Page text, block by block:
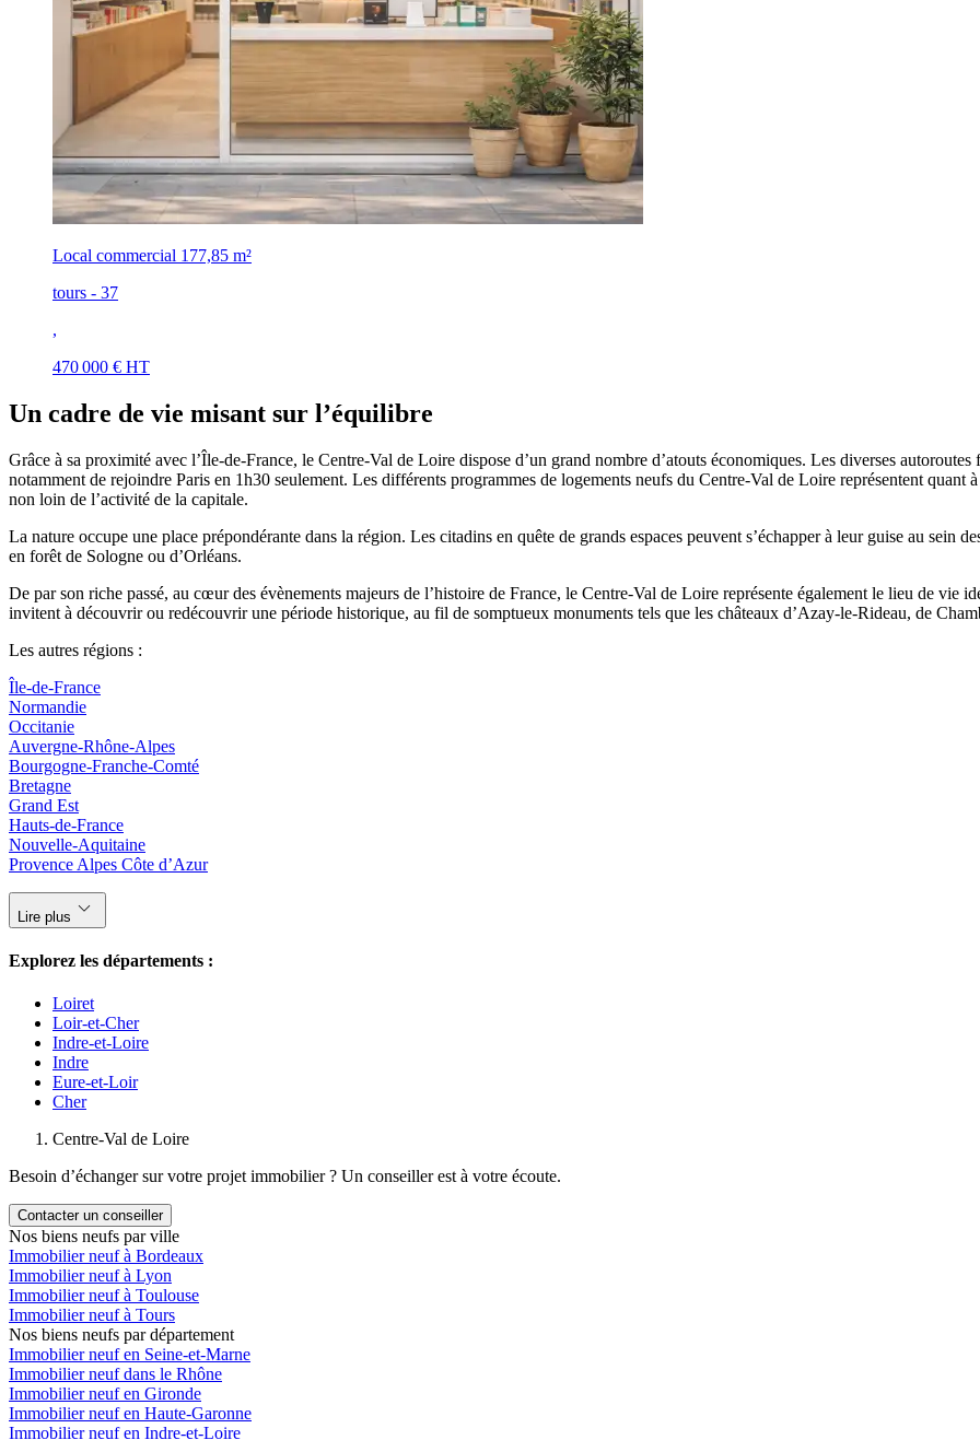
Local commercial 177,85 m²
tours - 37
,
470 000 € HT
Un cadre de vie misant sur l’équilibre
Grâce à sa proximité avec l’Île-de-France, le Centre-Val de Loire dispose d’un grand nombre d’atouts économiques. Les diverses
notamment de rejoindre Paris en 1h30 seulement. Les différents programmes de logements neufs du Centre-Val de Loire représentent
non loin de l’activité de la capitale.
La nature occupe une place prépondérante dans la région. Les citadins en quête de grands espaces peuvent s’échapper à leur guise au sein
en forêt de Sologne ou d’Orléans.
De par son riche passé, au cœur des évènements majeurs de l’histoire de France, le Centre-Val de Loire représente également le lieu de vie
invitent à découvrir ou redécouvrir une période historique, au fil de somptueux monuments tels que les châteaux d’Azay-le-Rideau, de
Les autres régions :
Île-de-France
Normandie
Occitanie
Auvergne-Rhône-Alpes
Bourgogne-Franche-Comté
Bretagne
Grand Est
Hauts-de-France
Nouvelle-Aquitaine
Provence Alpes Côte d’Azur
Lire plus keyboard_arrow_down
Explorez les départements :
Loiret
Loir-et-Cher
Indre-et-Loire
Indre
Eure-et-Loir
Cher
Centre-Val de Loire
Besoin d’échanger sur votre projet immobilier ? Un conseiller est à votre écoute.
Contacter un conseiller
Nos biens neufs par ville
Immobilier neuf à Bordeaux
Immobilier neuf à Lyon
Immobilier neuf à Toulouse
Immobilier neuf à Tours
Nos biens neufs par département
Immobilier neuf en Seine-et-Marne
Immobilier neuf dans le Rhône
Immobilier neuf en Gironde
Immobilier neuf en Haute-Garonne
Immobilier neuf en Indre-et-Loire